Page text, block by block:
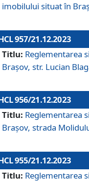
imobilului situat în
957/21.12.2023
Titlu: Reglementarea
Brașov, str. Lucian
956/21.12.2023
Titlu: Reglementarea
Brașov, strada
955/21.12.2023
Titlu: Reglementarea